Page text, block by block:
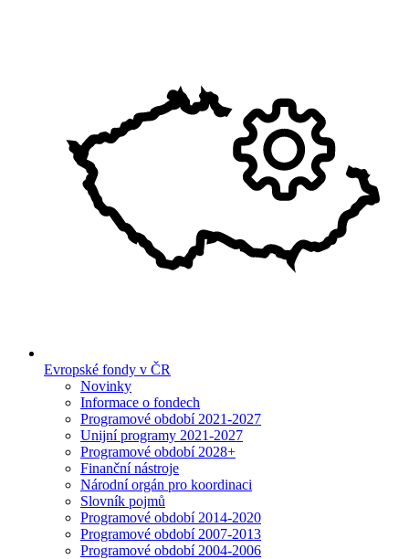
Evropské fondy v ČR
Novinky
Informace o fondech
Programové období 2021-2027
Unijní programy 2021-2027
Programové období 2028+
Finanční nástroje
Národní orgán pro koordinaci
Slovník pojmů
Programové období 2014-2020
Programové období 2007-2013
Programové období 2004-2006